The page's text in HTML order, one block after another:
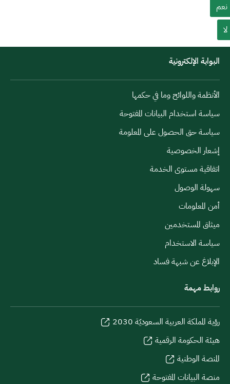
نعم
لا
البوابة الإلكترونية
الأنظمة واللوائح وما في حكمها
سياسة استخدام البيانات المفتوحة
سياسة حق الحصول على المعلومة
إشعار الخصوصية
اتفاقية مستوى الخدمة
سهولة الوصول
أمن المعلومات
ميثاق المستخدمين
سياسة الاستخدام
الإبلاغ عن شبهة فساد
روابط مهمة
رؤية المملكة العربية السعوديّة 2030
هيئة الحكومة الرقمية
المنصة الوطنية
منصة البيانات المفتوحة